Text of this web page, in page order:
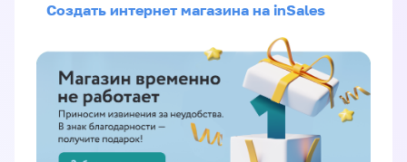
Создать интернет магазина на inSales